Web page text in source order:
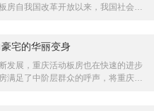
房自我国改革开放以来，我国社会的
宅的华丽变身
发展，重庆活动板房也在快速的进步
满足了中阶层群众的呼声，将重庆活